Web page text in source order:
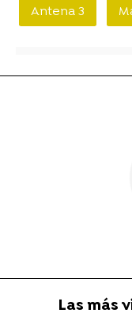
Antena 3
Las más